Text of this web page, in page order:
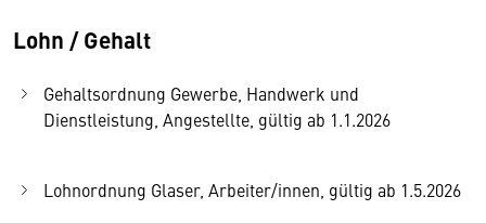
Lohn / Gehalt
Gehaltsordnung Gewerbe, Handwerk und
Dienstleistung, Angestellte, gültig ab 1.1.2026
Lohnordnung Glaser, Arbeiter/innen, gültig ab 1.5.2026